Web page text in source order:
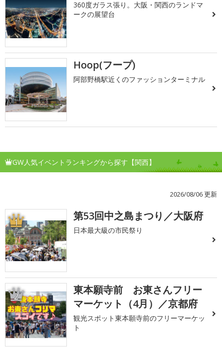
360度ガラス張り。大阪・関西のランドマ
ークの展望台
Hoop(フープ)
阿部野橋駅近くのファッションターミナル
GW人気イベントランキングから探す【関西】
2026/08/06 更新
1 第53回中之島まつり／大阪府
日本最大級の市民祭り
2
東本願寺前 お東さんフリー
マーケット（4月）／京都府
観光スポット東本願寺前のフリーマーケッ
ト